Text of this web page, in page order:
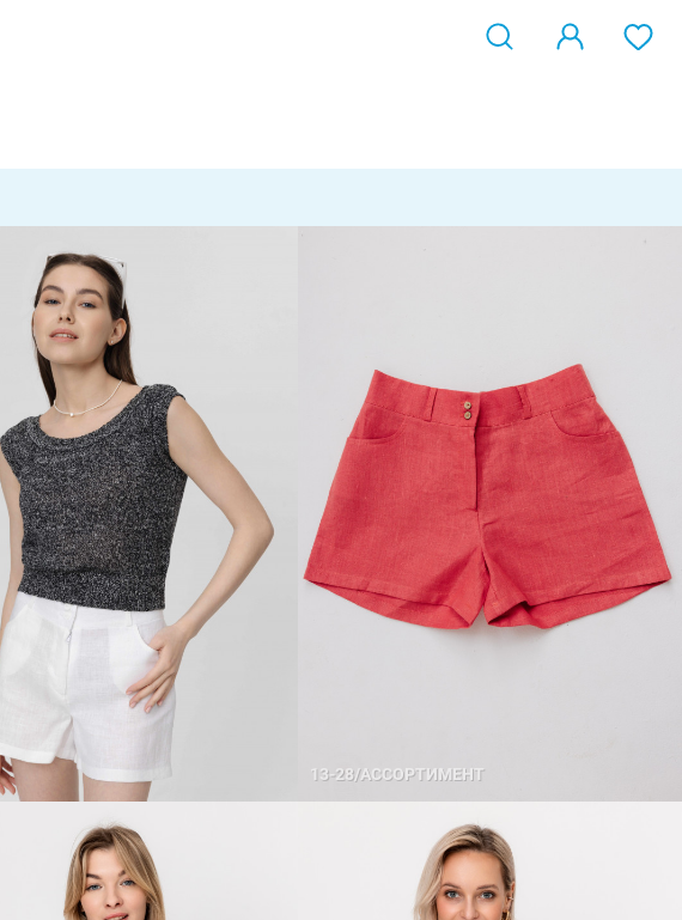
13-28/АССОРТИМЕНТ